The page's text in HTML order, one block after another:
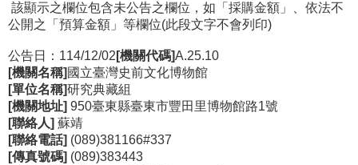
參
展
覽
學
習
探
該顯示之欄位包含未公告之欄位，如「採購金額」、依法不
公開之「預算金額」等欄位(此段文字不會列印)
公告日：114/12/02 [機關代碼]A.25.10
[機關名稱] 國立臺灣史前文化博物館
[單位名稱]研究典藏組
[機關地址] 950臺東縣臺東市豐田里博物館路1號
[聯絡人] 蘇靖
[聯絡電話] (089)381166#337
[傳真號碼] (089)383443